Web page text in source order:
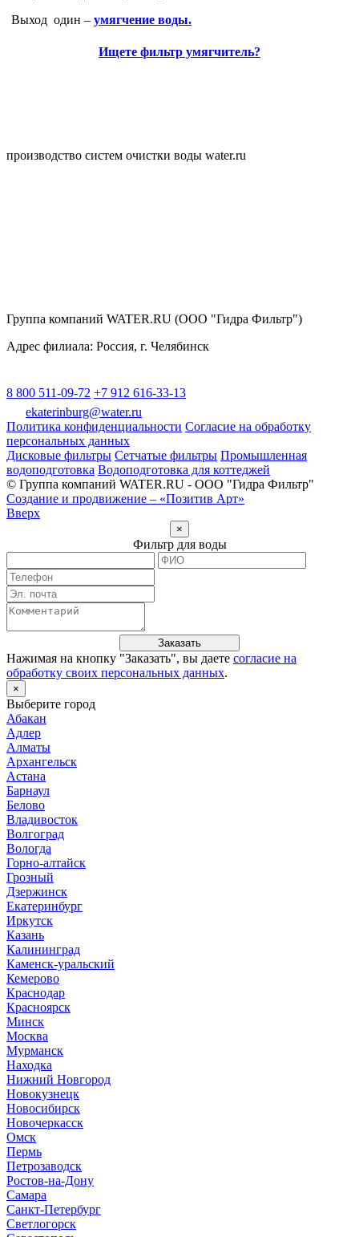
Выход один – умягчение воды.
Ищете фильтр умягчитель?
производство систем очистки воды water.ru
Группа компаний WATER.RU (ООО "Гидра Фильтр")
Адрес филиала: Россия, г. Челябинск
8 800 511-09-72 +7 912 616-33-13
ekaterinburg@water.ru
Политика конфиденциальности Согласие на обработку
персональных данных
Дисковые фильтры Сетчатые фильтры Промышленная
водоподготовка Водоподготовка для коттеджей
© Группа компаний WATER.RU - ООО "Гидра Фильтр"
Создание и продвижение – «Позитив Арт»
Вверх
×
Фильтр для воды
Заказать
Нажимая на кнопку "Заказать", вы даете согласие на
обработку своих персональных данных.
×
Выберите город
Абакан
Адлер
Алматы
Архангельск
Астана
Барнаул
Белово
Владивосток
Волгоград
Вологда
Горно-алтайск
Грозный
Дзержинск
Екатеринбург
Иркутск
Казань
Калининград
Каменск-уральский
Кемерово
Краснодар
Красноярск
Минск
Москва
Мурманск
Находка
Нижний Новгород
Новокузнецк
Новосибирск
Новочеркасск
Омск
Пермь
Петрозаводск
Ростов-на-Дону
Самара
Санкт-Петербург
Светлогорск